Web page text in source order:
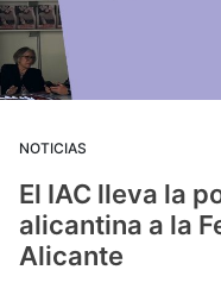
NOTICIAS
El IAC lleva la
alicantina a la
Alicante